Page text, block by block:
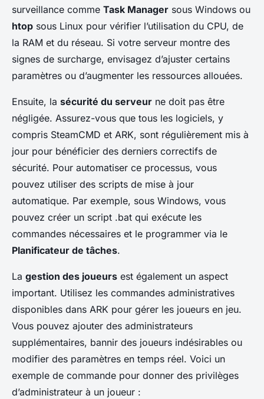
surveillance comme Task Manager sous Windows ou
htop sous Linux pour vérifier l’utilisation du CPU, de
la RAM et du réseau. Si votre serveur montre des
signes de surcharge, envisagez d’ajuster certains
paramètres ou d’augmenter les ressources allouées.
Ensuite, la sécurité du serveur ne doit pas être
négligée. Assurez-vous que tous les logiciels, y
compris SteamCMD et ARK, sont régulièrement mis à
jour pour bénéficier des derniers correctifs de
sécurité. Pour automatiser ce processus, vous
pouvez utiliser des scripts de mise à jour
automatique. Par exemple, sous Windows, vous
pouvez créer un script .bat qui exécute les
commandes nécessaires et le programmer via le
Planificateur de tâches.
La gestion des joueurs est également un aspect
important. Utilisez les commandes administratives
disponibles dans ARK pour gérer les joueurs en jeu.
Vous pouvez ajouter des administrateurs
supplémentaires, bannir des joueurs indésirables ou
modifier des paramètres en temps réel. Voici un
exemple de commande pour donner des privilèges
d’administrateur à un joueur :